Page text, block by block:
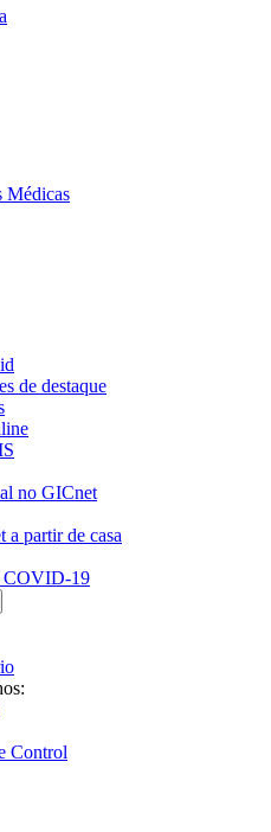
Médicas
de destaque
no GICnet
partir de casa
COVID-19
Control